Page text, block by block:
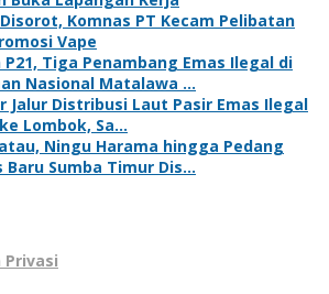
Komnas PT Kecam Pelibatan
Vape
P21, Tiga Penambang Emas Ilegal di
Nasional Matalawa …
Jalur Distribusi Laut Pasir Emas Ilegal
Lombok, Sa…
Ningu Harama hingga Pedang
Baru Sumba Timur Dis…
Privasi